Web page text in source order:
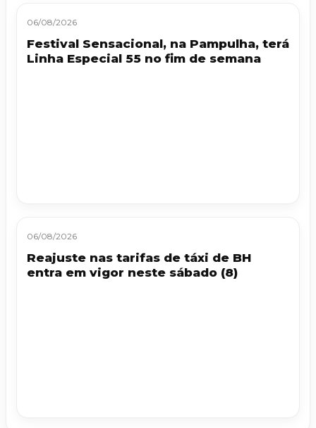
06/08/2026
Festival Sensacional, na Pampulha, terá
Linha Especial 55 no fim de semana
06/08/2026
Reajuste nas tarifas de táxi de BH
entra em vigor neste sábado (8)